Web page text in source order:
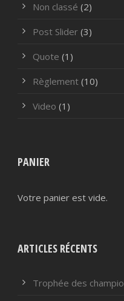
Non classé (2)
Post Slider (3)
Quote (1)
Règlement (10)
Video (1)
PANIER
Votre panier est vide.
ARTICLES RÉCENTS
Trophée des